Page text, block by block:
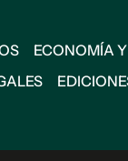
ECONOMÍA